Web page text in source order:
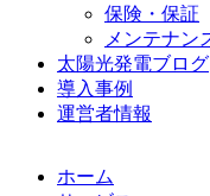
保険・保証
メンテナン
太陽光発電ブログ
導入事例
運営者情報
ホーム